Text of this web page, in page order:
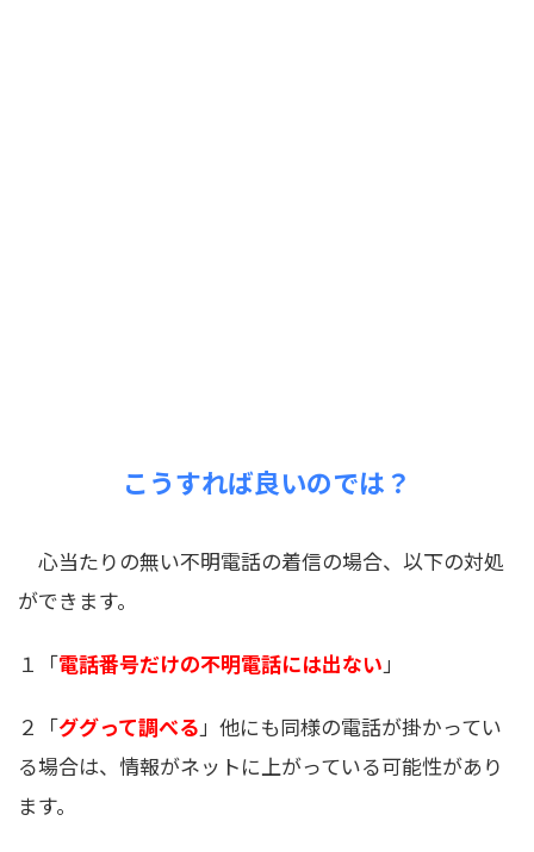
こうすれば良いのでは？
心当たりの無い不明電話の着信の場合、以下の対処
ができます。
１「電話番号だけの不明電話には出ない」
２「ググって調べる」他にも同様の電話が掛かってい
る場合は、情報がネットに上がっている可能性があり
ます。